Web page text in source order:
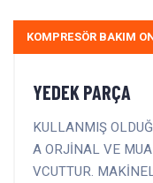
KOMPRESÖR BAKIM
YEDEK PARÇA
KULLANMIŞ
A ORJİNAL VE
VCUTTUR.